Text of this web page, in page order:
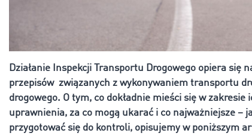
Działanie Inspekcji Transportu Drogowego opiera się
przepisów związanych z wykonywaniem transportu
drogowego. O tym, co dokładnie mieści się w zakresie
uprawnienia, za co mogą ukarać i co najważniejsze –
przygotować się do kontroli, opisujemy w poniższym